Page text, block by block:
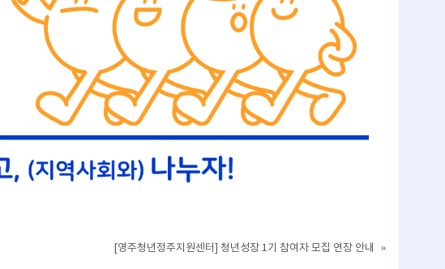
[영주청년정주지원센터] 청년성장 1기 참여자 모집 연장 안내 »